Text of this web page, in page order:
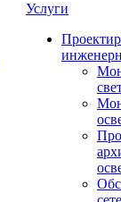
Услуги